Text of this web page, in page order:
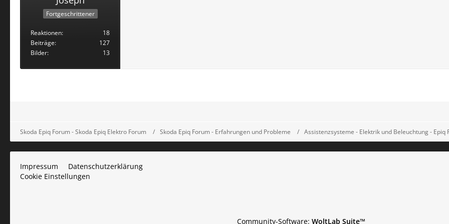
Fortgeschrittener
Reaktionen
18
Beiträge
127
Bilder
13
Skoda Epiq Forum - Skoda Epiq Elektro Forum Skoda Epiq Forum - Erfahrungen und Probleme Assistenzsysteme - Elektrik und Beleuchtung - Epiq
Impressum
Datenschutzerklärung
Cookie Einstellungen
Community-Software: WoltLab Suite™